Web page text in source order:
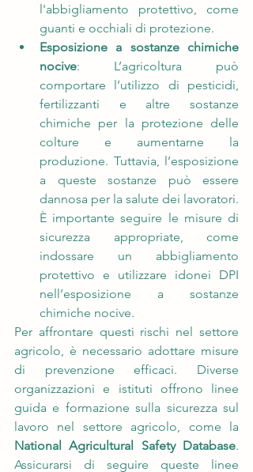
l'abbigliamento protettivo, come
guanti e occhiali di protezione.
Esposizione a sostanze chimiche
nocive: L’agricoltura può
comportare l’utilizzo di pesticidi,
fertilizzanti e altre sostanze
chimiche per la protezione delle
colture e aumentarne la
produzione. Tuttavia, l’esposizione
a queste sostanze può essere
dannosa per la salute dei lavoratori.
È importante seguire le misure di
sicurezza appropriate, come
indossare un abbigliamento
protettivo e utilizzare idonei DPI
nell’esposizione a sostanze
chimiche nocive.
Per affrontare questi rischi nel settore
agricolo, è necessario adottare misure
di prevenzione efficaci. Diverse
organizzazioni e istituti offrono linee
guida e formazione sulla sicurezza sul
National Agricultural Safety Database.
Assicurarsi di seguire queste linee